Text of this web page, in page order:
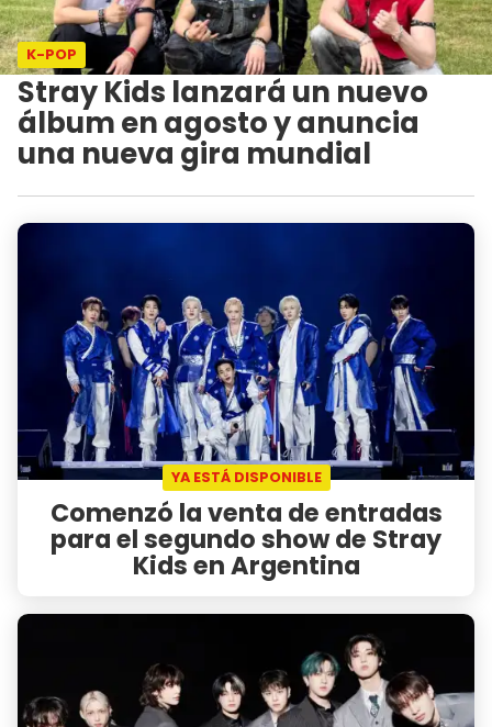
K-POP
Stray Kids lanzará un nuevo
álbum en agosto y anuncia
una nueva gira mundial
YA ESTÁ DISPONIBLE
Comenzó la venta de entradas
para el segundo show de Stray
Kids en Argentina